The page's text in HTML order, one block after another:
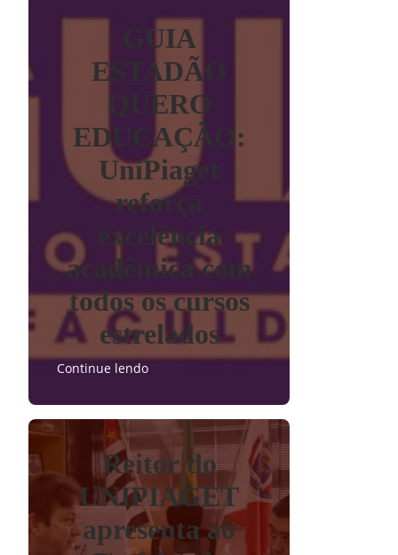
GUIA
ESTADÃO
QUERO
EDUCAÇÃO:
UniPiaget
reforça
excelência
acadêmica com
todos os cursos
estrelados
Continue lendo
Reitor do
UNIPIAGET
apresenta ao